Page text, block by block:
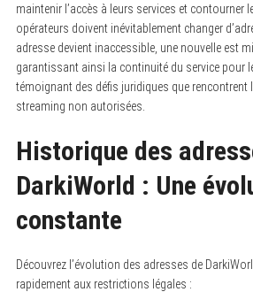
maintenir l’accès à leurs services et contourner
opérateurs doivent inévitablement changer
adresse devient inaccessible, une nouvelle est
garantissant ainsi la continuité du service pour
témoignant des défis juridiques que rencontrent
streaming non autorisées.
Historique des
DarkiWorld : Une
constante
Découvrez l’évolution des adresses de
rapidement aux restrictions légales :